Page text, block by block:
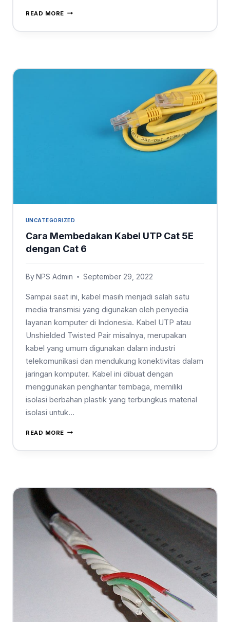
READ MORE
UNCATEGORIZED
Cara Membedakan Kabel UTP Cat 5E
dengan Cat 6
ByNPS Admin September 29, 2022
Sampai saat ini, kabel masih menjadi salah satu
media transmisi yang digunakan oleh penyedia
layanan komputer di Indonesia. Kabel UTP atau
Unshielded Twisted Pair misalnya, merupakan
kabel yang umum digunakan dalam industri
telekomunikasi dan mendukung konektivitas dalam
jaringan komputer. Kabel ini dibuat dengan
menggunakan penghantar tembaga, memiliki
isolasi berbahan plastik yang terbungkus material
isolasi untuk…
READ MORE